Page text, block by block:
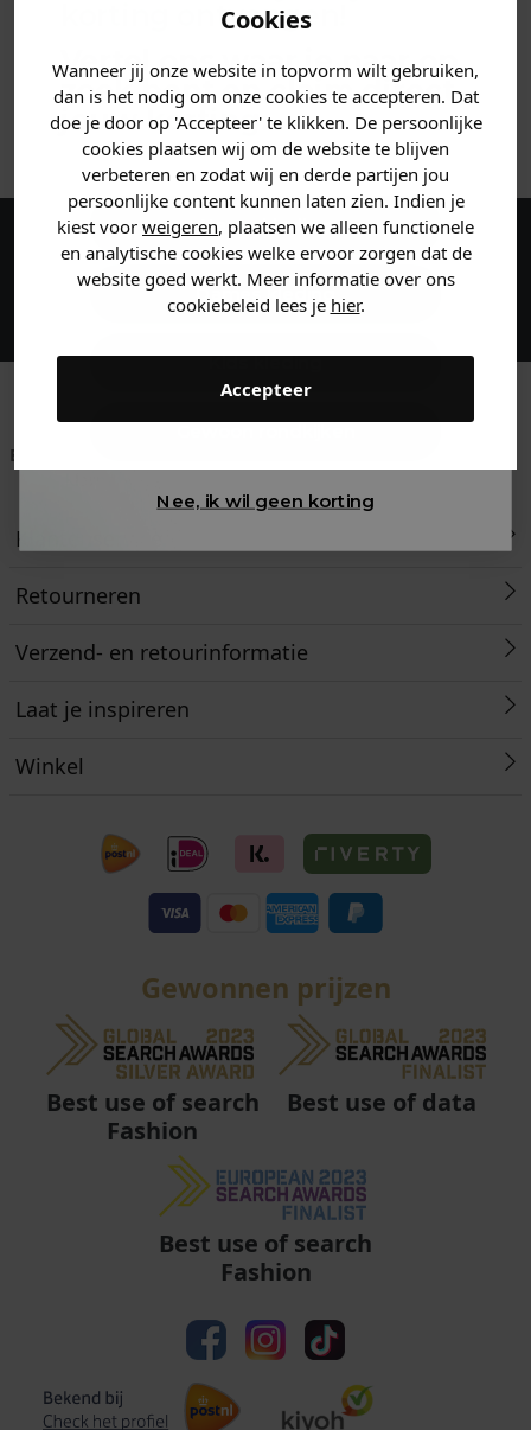
Cookies
Wanneer jij onze website in topvorm wilt gebruiken,
dan is het nodig om onze cookies te accepteren. Dat
doe je door op 'Accepteer' te klikken. De persoonlijke
cookies plaatsen wij om de website te blijven
verbeteren en zodat wij en derde partijen jou
persoonlijke content kunnen laten zien. Indien je
kiest voor weigeren, plaatsen we alleen functionele
en analytische cookies welke ervoor zorgen dat de
website goed werkt. Meer informatie over ons
cookiebeleid lees je hier.
Accepteer
MATERIAAL & WASVOORSCHRIFT
ANDERE BESTELDEN OOK
Maak een account aan en ontvang 5%
korting op je eerste bestelling!
Betaal achteraf met
Klantenservice
Retourneren
Verzend- en retourinformatie
Laat je inspireren
Winkel
Gewonnen prijzen
Best use of search
Fashion
Best use of data
Best use of search
Fashion
korting ontvangen!
Vertel ons waar je naar op
zoek bent en claim direct
jouwkorting.
Heren kleding
Dames kleding
Kids kleding
Nee, ik wil geen korting